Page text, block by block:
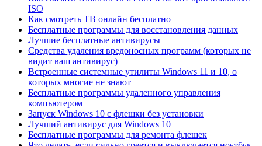
ISO
Как смотреть ТВ онлайн бесплатно
Бесплатные программы для восстановления данных
Лучшие бесплатные антивирусы
Средства удаления вредоносных программ (которых не
видит ваш антивирус)
Встроенные системные утилиты Windows 11 и 10, о
которых многие не знают
Бесплатные программы удаленного управления
компьютером
Запуск Windows 10 с флешки без установки
Лучший антивирус для Windows 10
Бесплатные программы для ремонта флешек